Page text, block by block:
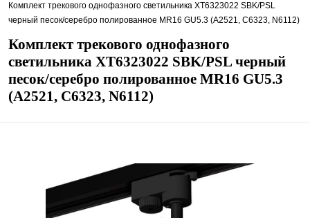
Комплект трекового однофазного светильника XT6323022 SBK/PSL
черный песок/серебро полированное MR16 GU5.3 (A2521, C6323, N6112)
Комплект трекового однофазного
светильника XT6323022 SBK/PSL черный
песок/серебро полированное MR16 GU5.3
(A2521, C6323, N6112)